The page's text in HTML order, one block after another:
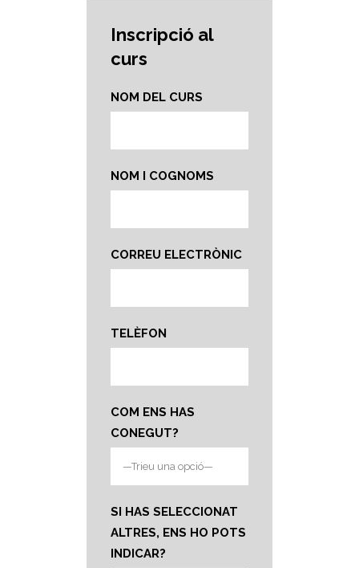
Inscripció al
curs
NOM DEL CURS
NOM I COGNOMS
CORREU ELECTRÒNIC
TELÈFON
COM ENS HAS
CONEGUT?
SI HAS SELECCIONAT
ALTRES, ENS HO POTS
INDICAR?